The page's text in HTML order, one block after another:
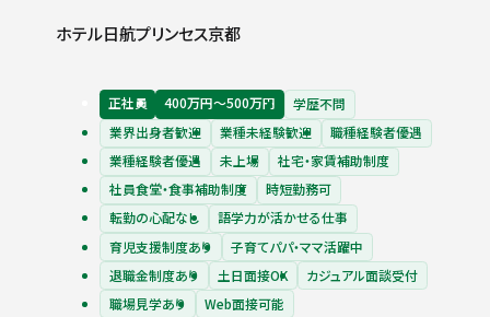
ホテル日航プリンセス京都
正社員 400万円〜500万円
学歴不問
業界出身者歓迎
業種未経験歓迎
職種経験者優遇
業種経験者優遇
未上場
社宅・家賃補助制度
社員食堂・食事補助制度
時短勤務可
転勤の心配なし
語学力が活かせる仕事
育児支援制度あり
子育てパパ・ママ活躍中
退職金制度あり
土日面接OK
カジュアル面談受付
職場見学あり
Web面接可能